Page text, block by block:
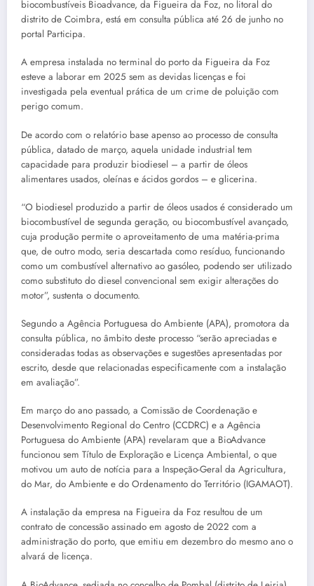
biocombustíveis Bioadvance, da Figueira da Foz, no litoral do
distrito de Coimbra, está em consulta pública até 26 de junho no
portal Participa.
A empresa instalada no terminal do porto da Figueira da Foz
esteve a laborar em 2025 sem as devidas licenças e foi
investigada pela eventual prática de um crime de poluição com
perigo comum.
De acordo com o relatório base apenso ao processo de consulta
pública, datado de março, aquela unidade industrial tem
capacidade para produzir biodiesel – a partir de óleos
alimentares usados, oleínas e ácidos gordos – e glicerina.
“O biodiesel produzido a partir de óleos usados é considerado um
biocombustível de segunda geração, ou biocombustível avançado,
cuja produção permite o aproveitamento de uma matéria-prima
que, de outro modo, seria descartada como resíduo, funcionando
como um combustível alternativo ao gasóleo, podendo ser utilizado
como substituto do diesel convencional sem exigir alterações do
motor”, sustenta o documento.
Segundo a Agência Portuguesa do Ambiente (APA), promotora da
consulta pública, no âmbito deste processo “serão apreciadas e
consideradas todas as observações e sugestões apresentadas por
escrito, desde que relacionadas especificamente com a instalação
em avaliação”.
Em março do ano passado, a Comissão de Coordenação e
Desenvolvimento Regional do Centro (CCDRC) e a Agência
Portuguesa do Ambiente (APA) revelaram que a BioAdvance
funcionou sem Título de Exploração e Licença Ambiental, o que
motivou um auto de notícia para a Inspeção-Geral da Agricultura,
do Mar, do Ambiente e do Ordenamento do Território (IGAMAOT).
A instalação da empresa na Figueira da Foz resultou de um
contrato de concessão assinado em agosto de 2022 com a
administração do porto, que emitiu em dezembro do mesmo ano o
alvará de licença.